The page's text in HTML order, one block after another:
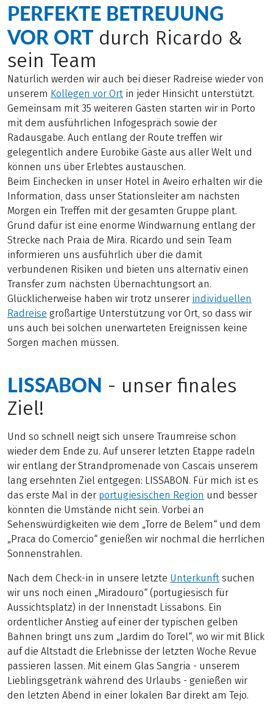
PERFEKTE BETREUUNG
VOR ORT durch Ricardo &
sein Team
Natürlich werden wir auch bei dieser Radreise wieder von
unserem Kollegen vor Ort in jeder Hinsicht unterstützt.
Gemeinsam mit 35 weiteren Gästen starten wir in Porto
mit dem ausführlichen Infogespräch sowie der
Radausgabe. Auch entlang der Route treffen wir
gelegentlich andere Eurobike Gäste aus aller Welt und
können uns über Erlebtes austauschen.
Beim Einchecken in unser Hotel in Aveiro erhalten wir die
Information, dass unser Stationsleiter am nächsten
Morgen ein Treffen mit der gesamten Gruppe plant.
Grund dafür ist eine enorme Windwarnung entlang der
Strecke nach Praia de Mira. Ricardo und sein Team
informieren uns ausführlich über die damit
verbundenen Risiken und bieten uns alternativ einen
Transfer zum nächsten Übernachtungsort an.
Glücklicherweise haben wir trotz unserer individuellen
Radreise großartige Unterstützung vor Ort, so dass wir
uns auch bei solchen unerwarteten Ereignissen keine
Sorgen machen müssen.
LISSABON - unser finales
Ziel!
Und so schnell neigt sich unsere Traumreise schon
wieder dem Ende zu. Auf unserer letzten Etappe radeln
wir entlang der Strandpromenade von Cascais unserem
lang ersehnten Ziel entgegen: LISSABON. Für mich ist es
das erste Mal in der portugiesischen Region und besser
könnten die Umstände nicht sein. Vorbei an
Sehenswürdigkeiten wie dem „Torre de Belem“ und dem
„Praca do Comercio“ genießen wir nochmal die herrlichen
Sonnenstrahlen.
Nach dem Check-in in unsere letzte Unterkunft suchen
wir uns noch einen „Miradouro“ (portugiesisch für
Aussichtsplatz) in der Innenstadt Lissabons. Ein
ordentlicher Anstieg auf einer der typischen gelben
Bahnen bringt uns zum „Jardim do Torel“, wo wir mit Blick
auf die Altstadt die Erlebnisse der letzten Woche Revue
passieren lassen. Mit einem Glas Sangria - unserem
Lieblingsgetränk während des Urlaubs - genießen wir
den letzten Abend in einer lokalen Bar direkt am Tejo.